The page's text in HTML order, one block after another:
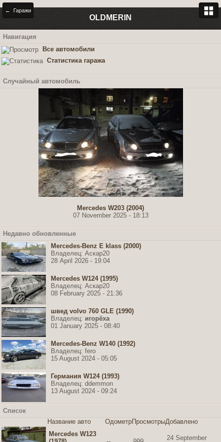
← Гаражи
OLDMERIN
Навигация
Все автомобили
Статистика гаража
Случайный автомобиль
Mercedes W203 (2004)
07 November 2025 - 18:13
Недавно обновленные
Mercedes-Benz E klass (2000)
Владелец: Аскар20
28 April 2026 - 19:04
Mercedes W124 (1995)
Владелец: Аскар20
08 February 2025 - 21:36
швед volvo 760 GLE (1990)
Владелец: игорёха
01 January 2025 - 08:40
Mercedes-Benz W140 (1992)
Владелец: fero
15 August 2024 - 05:05
Германия W124 (1993)
Владелец: ddemmon
13 August 2024 - 09:24
Список
Название авто
ОдометрПросмотрыДобавлено
Mercedes W123
24 September